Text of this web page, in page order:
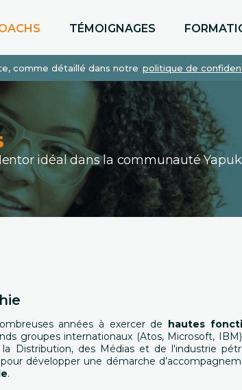
comme détaillé dans notre politique de
TÉMOIGNAGES
Etudiants
idéal dans la communauté
années à exercer de hautes
groupes internationaux (Atos, Microsoft,
Distribution, des Médias et de l'industrie
pour développer une démarche
.